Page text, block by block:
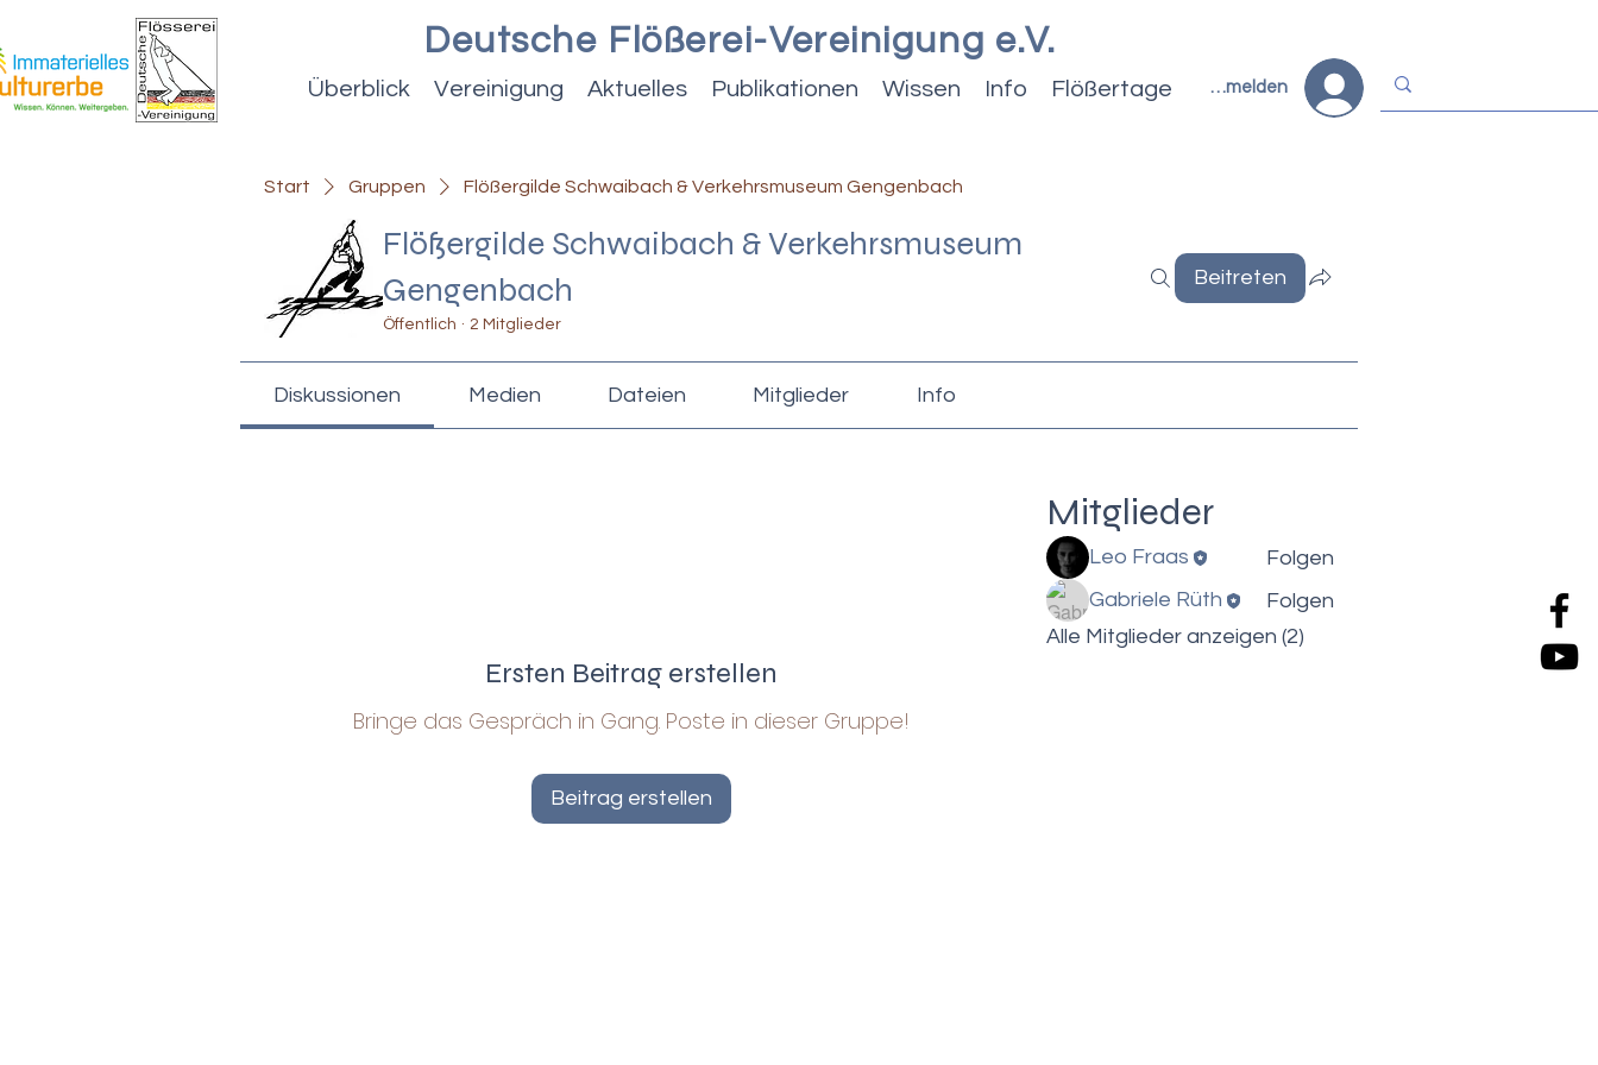
Deutsche Flößerei-Vereinigung e.V.
Überblick Vereinigung Aktuelles Publikationen Wissen Info Flößertage Anmelden
Start Gruppen Flößergilde Schwaibach & Verkehrsmuseum Gengenbach
Flößergilde Schwaibach & Verkehrsmuseum
Gengenbach
Öffentlich · 2 Mitglieder
Beitreten
Diskussionen Medien Dateien Mitglieder Info
Ersten Beitrag erstellen
Bringe das Gespräch in Gang. Poste in dieser Gruppe!
Beitrag erstellen
Mitglieder
Leo Fraas
Folgen
Gabriele Rüth
Folgen
Alle Mitglieder anzeigen (2)